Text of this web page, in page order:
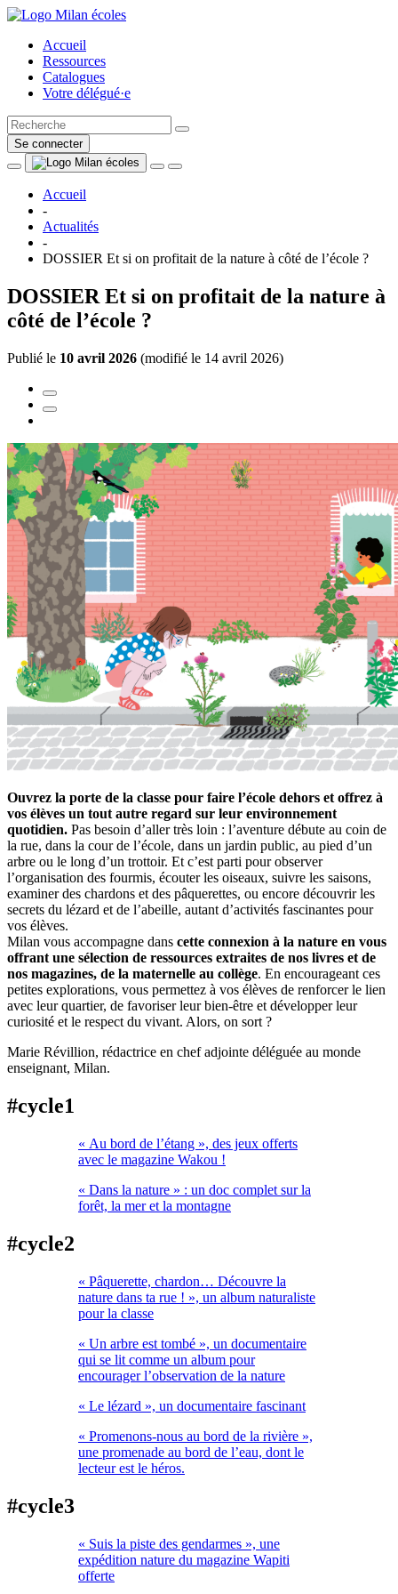
Accueil
Ressources
Catalogues
Votre délégué·e
Se connecter
Accueil
-
Actualités
-
DOSSIER Et si on profitait de la nature à côté de l’école ?
DOSSIER Et si on profitait de la nature à
côté de l’école ?
Publié le 10 avril 2026 (modifié le 14 avril 2026)
Ouvrez la porte de la classe pour faire l’école dehors et offrez à
vos élèves un tout autre regard sur leur environnement
quotidien. Pas besoin d’aller très loin : l’aventure débute au coin de
la rue, dans la cour de l’école, dans un jardin public, au pied d’un
arbre ou le long d’un trottoir. Et c’est parti pour observer
l’organisation des fourmis, écouter les oiseaux, suivre les saisons,
examiner des chardons et des pâquerettes, ou encore découvrir les
secrets du lézard et de l’abeille, autant d’activités fascinantes pour
vos élèves.
Milan vous accompagne dans cette connexion à la nature en vous
offrant une sélection de ressources extraites de nos livres et de
nos magazines, de la maternelle au collège. En encourageant ces
petites explorations, vous permettez à vos élèves de renforcer le lien
avec leur quartier, de favoriser leur bien-être et développer leur
curiosité et le respect du vivant. Alors, on sort ?
Marie Révillion, rédactrice en chef adjointe déléguée au monde
enseignant, Milan.
#cycle1
« Au bord de l’étang », des jeux offerts
avec le magazine Wakou !
« Dans la nature » : un doc complet sur la
forêt, la mer et la montagne
#cycle2
« Pâquerette, chardon… Découvre la
nature dans ta rue ! », un album naturaliste
pour la classe
« Un arbre est tombé », un documentaire
qui se lit comme un album pour
encourager l’observation de la nature
« Le lézard », un documentaire fascinant
« Promenons-nous au bord de la rivière »,
une promenade au bord de l’eau, dont le
lecteur est le héros.
#cycle3
« Suis la piste des gendarmes », une
expédition nature du magazine Wapiti
offerte